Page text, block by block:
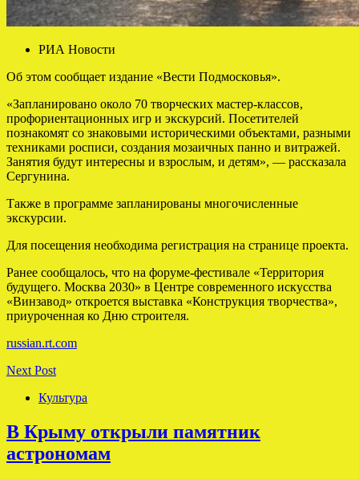
РИА Новости
Об этом сообщает издание «Вести Подмосковья».
«Запланировано около 70 творческих мастер-классов,
профориентационных игр и экскурсий. Посетителей
познакомят со знаковыми историческими объектами, разными
техниками росписи, создания мозаичных панно и витражей.
Занятия будут интересны и взрослым, и детям», — рассказала
Сергунина.
Также в программе запланированы многочисленные
экскурсии.
Для посещения необходима регистрация на странице проекта.
Ранее сообщалось, что на форуме-фестивале «Территория
будущего. Москва 2030» в Центре современного искусства
«Винзавод» откроется выставка «Конструкция творчества»,
приуроченная ко Дню строителя.
russian.rt.com
Next Post
Культура
В Крыму открыли памятник
астрономам